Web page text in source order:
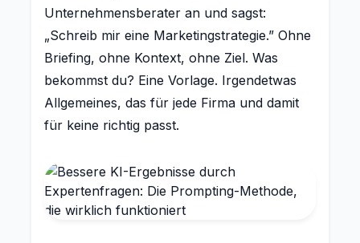
Unternehmensberater an und sagst:
„Schreib mir eine Marketingstrategie.” Ohne
Briefing, ohne Kontext, ohne Ziel. Was
bekommst du? Eine Vorlage. Irgendetwas
Allgemeines, das für jede Firma und damit
für keine richtig passt.